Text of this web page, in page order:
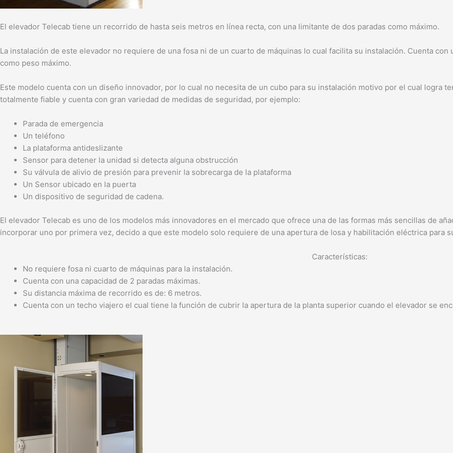
El elevador Telecab tiene un recorrido de hasta seis metros en línea recta, con una limitante de dos paradas como máximo.
La instalación de este elevador no requiere de una fosa ni de un cuarto de máquinas lo cual facilita su instalación. Cuenta
como peso máximo.
Este modelo cuenta con un diseño innovador, por lo cual no necesita de un cubo para su instalación motivo por el cual logra
totalmente fiable y cuenta con gran variedad de medidas de seguridad, por ejemplo:
Parada de emergencia
Un teléfono
La plataforma antideslizante
Sensor para detener la unidad si detecta alguna obstrucción
Su válvula de alivio de presión para prevenir la sobrecarga de la plataforma
Un Sensor ubicado en la puerta
Un dispositivo de seguridad de cadena.
El elevador Telecab es uno de los modelos más innovadores en el mercado que ofrece una de las formas más sencillas de
incorporar uno por primera vez, decido a que este modelo solo requiere de una apertura de losa y habilitación eléctrica para
Características:
No requiere fosa ni cuarto de máquinas para la instalación.
Cuenta con una capacidad de 2 paradas máximas.
Su distancia máxima de recorrido es de: 6 metros.
Cuenta con un techo viajero el cual tiene la función de cubrir la apertura de la planta superior cuando el elevador se